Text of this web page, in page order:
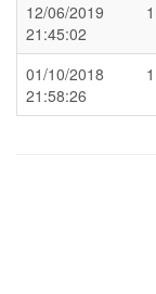
12/06/2019
21:45:02
01/10/2018
21:58:26